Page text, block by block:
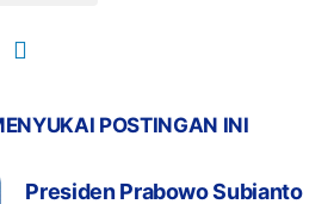
POSTINGAN INI
Presiden Prabowo Subianto